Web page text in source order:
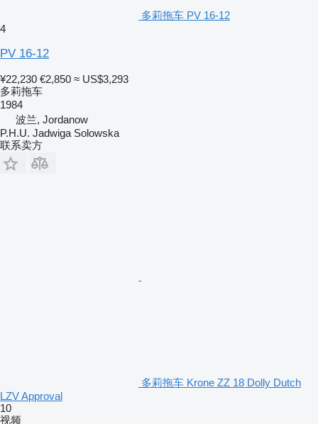
多莉拖车 PV 16-12
4
PV 16-12
¥22,230 €2,850 ≈ US$3,293
多莉拖车
1984
波兰, Jordanow
P.H.U. Jadwiga Solowska
联系卖方
多莉拖车 Krone ZZ 18 Dolly Dutch
LZV Approval
10
视频